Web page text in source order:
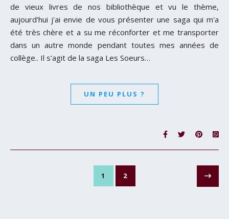
de vieux livres de nos bibliothèque et vu le thème,
aujourd'hui j'ai envie de vous présenter une saga qui m'a
été très chère et a su me réconforter et me transporter
dans un autre monde pendant toutes mes années de
collège.. Il s'agit de la saga Les Soeurs…
UN PEU PLUS ?
1 2